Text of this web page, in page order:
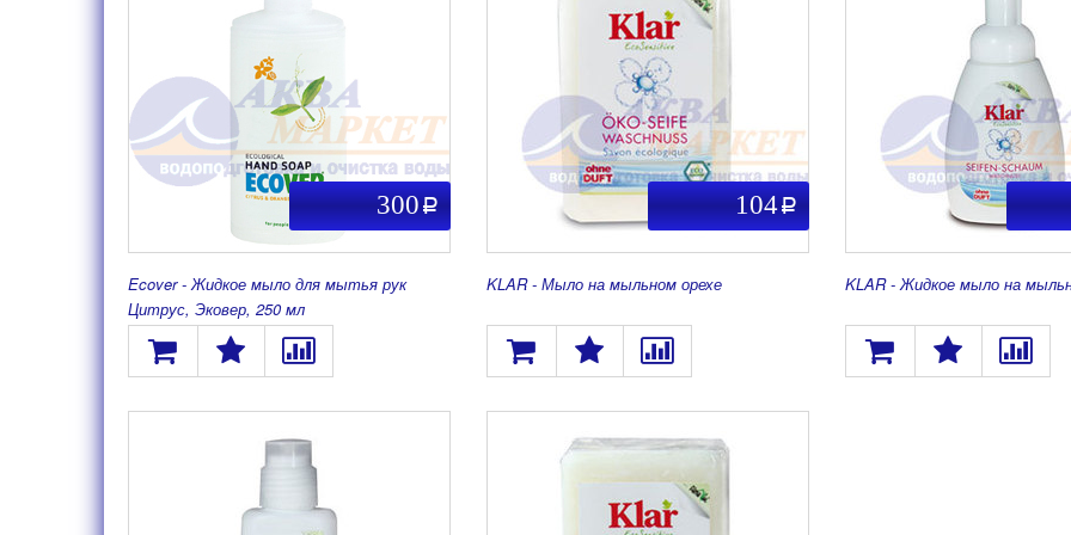
300 a
Ecover - Жидкое мыло для мытья рук
Цитрус, Эковер, 250 мл
104 a
KLAR - Мыло на мыльном орехе KLAR - Жидкое мыло на